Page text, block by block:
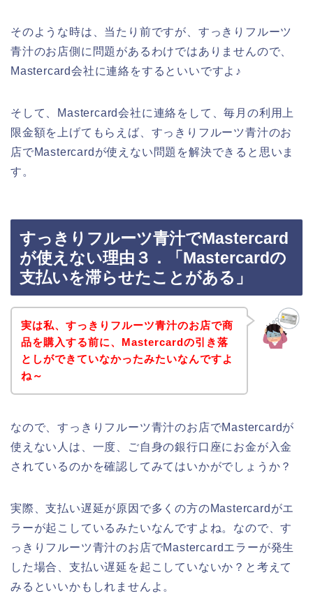
そのような時は、当たり前ですが、すっきりフルーツ
青汁のお店側に問題があるわけではありませんので、
Mastercard会社に連絡をするといいですよ♪
そして、Mastercard会社に連絡をして、毎月の利用上
限金額を上げてもらえば、すっきりフルーツ青汁のお
店でMastercardが使えない問題を解決できると思いま
す。
すっきりフルーツ青汁でMastercard
が使えない理由３．「Mastercardの
支払いを滞らせたことがある」
実は私、すっきりフルーツ青汁のお店で商
品を購入する前に、Mastercardの引き落
としができていなかったみたいなんですよ
ね～
なので、すっきりフルーツ青汁のお店でMastercardが
使えない人は、一度、ご自身の銀行口座にお金が入金
されているのかを確認してみてはいかがでしょうか？
実際、支払い遅延が原因で多くの方のMastercardがエ
ラーが起こしているみたいなんですよね。なので、す
っきりフルーツ青汁のお店でMastercardエラーが発生
した場合、支払い遅延を起こしていないか？と考えて
みるといいかもしれませんよ。